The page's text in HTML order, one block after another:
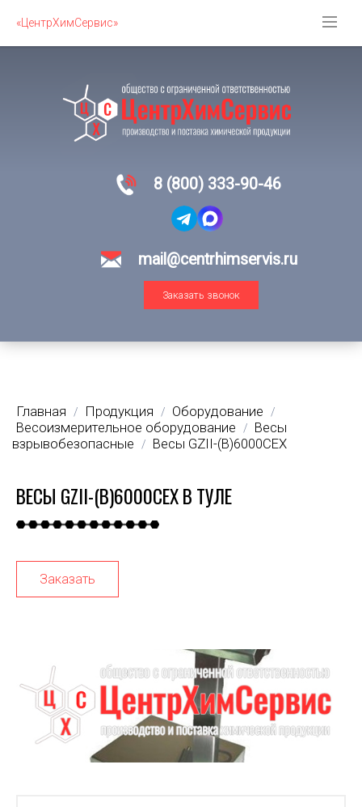
«ЦентрХимСервис»
8 (800) 333-90-46
mail@centrhimservis.ru
Заказать звонок
Главная / Продукция / Оборудование /
Весоизмерительное оборудование /
Весы
взрывобезопасные
/ Весы GZII-(B)6000CEX
ВЕСЫ GZII-(B)6000CEX В ТУЛЕ
Заказать